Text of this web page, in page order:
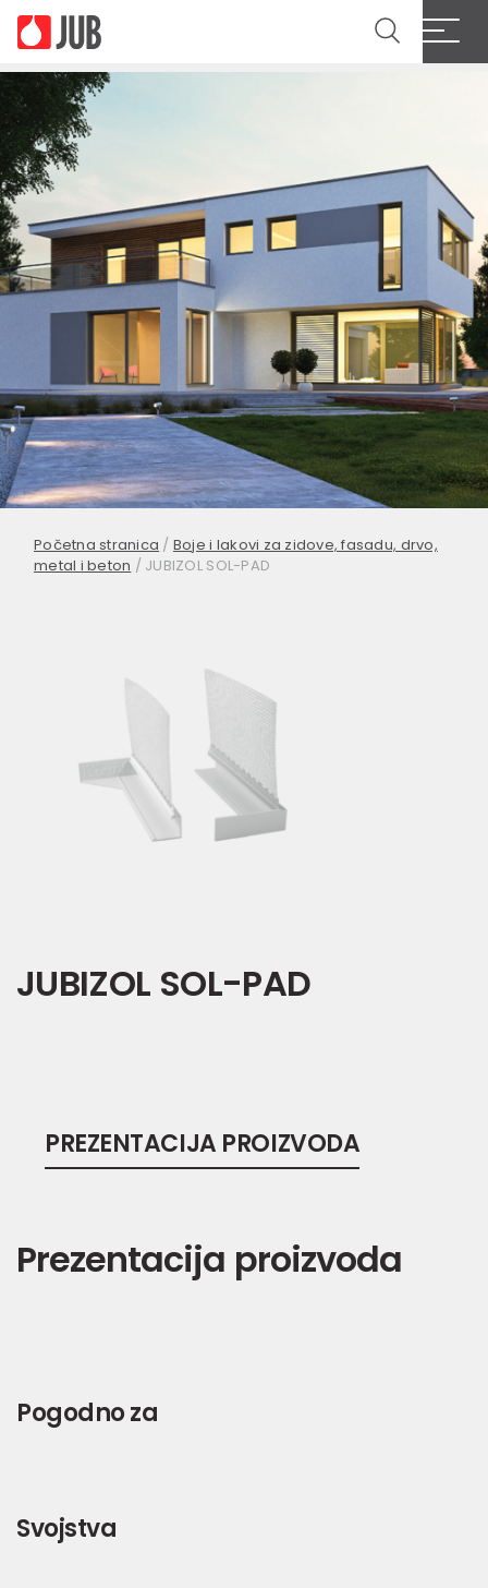
Početna stranica / Boje i lakovi za zidove, fasadu, drvo,
metal i beton / JUBIZOL SOL-PAD
JUBIZOL SOL-PAD
PREZENTACIJA PROIZVODA
Prezentacija proizvoda
Pogodno za
Svojstva